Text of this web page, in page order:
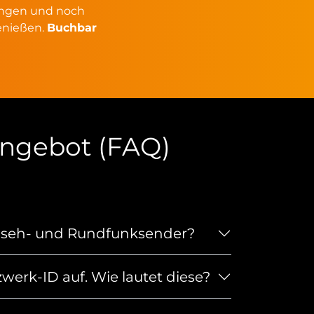
und noch
Buchbar
(FAQ)
und Rundfunksender?
ID auf. Wie lautet diese?